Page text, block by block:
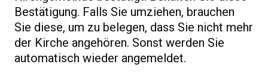
Bestätigung. Falls Sie umziehen, brauchen
Sie diese, um zu belegen, dass Sie nicht mehr
der Kirche angehören. Sonst werden Sie
automatisch wieder angemeldet.